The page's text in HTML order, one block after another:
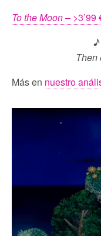
To the Moon– >3’99
♪
Then
Más en nuestro